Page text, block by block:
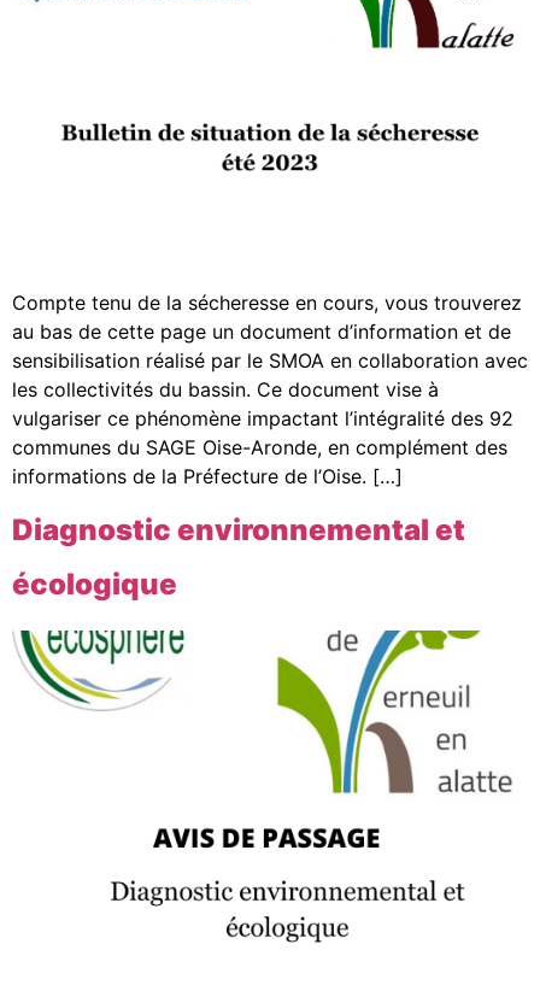
Compte tenu de la sécheresse en cours, vous trouverez
au bas de cette page un document d’information et de
sensibilisation réalisé par le SMOA en collaboration avec
les collectivités du bassin. Ce document vise à
vulgariser ce phénomène impactant l’intégralité des 92
communes du SAGE Oise-Aronde, en complément des
informations de la Préfecture de l’Oise. […]
Diagnostic environnemental et
écologique